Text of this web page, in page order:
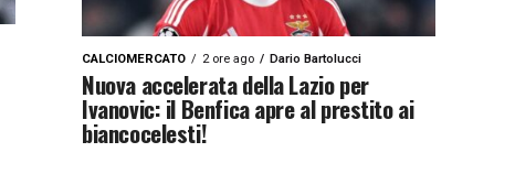
CALCIOMERCATO 2 ore ago Dario Bartolucci
Nuova accelerata della Lazio per
Ivanovic: il Benfica apre al prestito ai
biancocelesti!